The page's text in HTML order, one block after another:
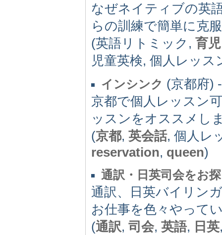
なぜネイティブの英
らの訓練で簡単に克
(英語リトミック, 育児
児童英検, 個人レッス
インシンク (京都府) -
京都で個人レッスン
ッスンをオススメし
(京都, 英会話, 個人レ
reservation, queen)
通訳・日英司会をお
通訳、日英バイリン
お仕事を色々やって
(通訳, 司会, 英語, 日英